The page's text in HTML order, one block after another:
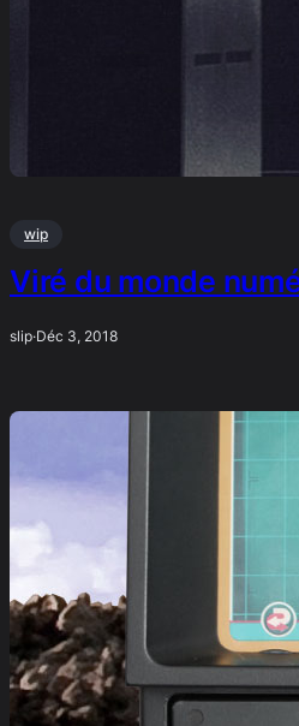
wip
Viré du monde
slip·Déc 3, 2018